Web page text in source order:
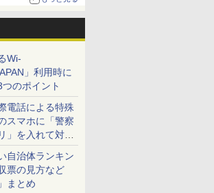
Wi-
」利用時に
のポイント
電話による特殊
スマホに「警察
」を入れて対策
自治体ランキン
票の見方など
まとめ